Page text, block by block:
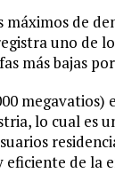
de
uno de
más bajas
megavatios)
lo cual es
eficiente de la